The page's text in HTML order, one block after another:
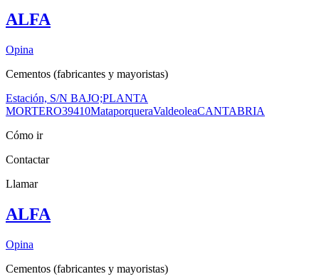
ALFA
Opina
Cementos (fabricantes y mayoristas)
Estación, S/N BAJO;PLANTA
MORTERO39410MataporqueraValdeoleaCANTABRIA
Cómo ir
Contactar
Llamar
ALFA
Opina
Cementos (fabricantes y mayoristas)